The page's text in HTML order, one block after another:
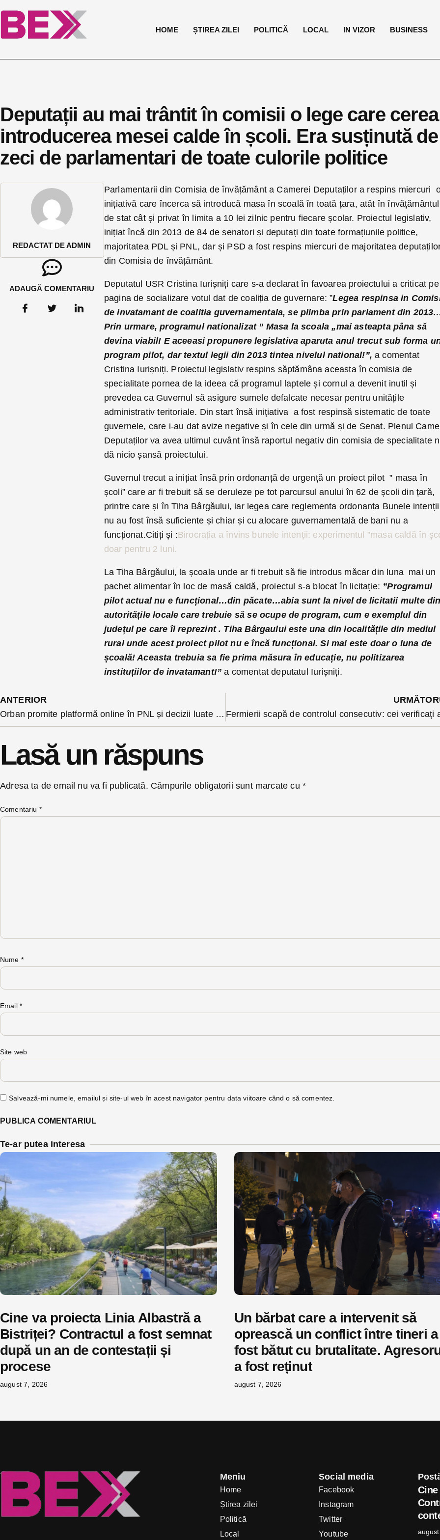
HOME ȘTIREA ZILEI POLITICĂ LOCAL IN VIZOR BUSINESS
Deputații au mai trântit în comisii o lege care cerea
introducerea mesei calde în școli. Era susținută de
zeci de parlamentari de toate culorile politice
REDACTAT DE ADMIN
ADAUGĂ COMENTARIU
Parlamentarii din Comisia de învățământ a Camerei Deputaților a respins miercuri
inițiativă care încerca să introducă masa în scoală în toată țara, atât în învățământul
de stat cât și privat în limita a 10 lei zilnic pentru fiecare școlar. Proiectul legislativ,
inițiat încă din 2013 de 84 de senatori și deputați din toate formațiunile politice,
majoritatea PDL și PNL, dar și PSD a fost respins miercuri de majoritatea
din Comisia de învățământ.
Deputatul USR Cristina Iurișniți care s-a declarat în favoarea proiectului a criticat pe
pagina de socializare votul dat de coaliția de guvernare: ”Legea respinsa in
de invatamant de coalitia guvernamentala, se plimba prin parlament din
Prin urmare, programul nationalizat ” Masa la scoala „mai asteapta pâna să
devina viabil! E aceeasi propunere legislativa aparuta anul trecut sub forma
program pilot, dar textul legii din 2013 tintea nivelul national!”,a comentat
Cristina Iurișniți. Proiectul legislativ respins săptămâna aceasta în comisia de
specialitate pornea de la ideea că programul laptele și cornul a devenit inutil și
prevedea ca Guvernul să asigure sumele defalcate necesar pentru unitățile
administrativ teritoriale. Din start însă inițiativa a fost respinsă sistematic de toate
guvernele, care i-au dat avize negative și în cele din urmă și de Senat. Plenul
Deputaților va avea ultimul cuvânt însă raportul negativ din comisia de specialitate
dă nicio șansă proiectului.
Guvernul trecut a inițiat însă prin ordonanță de urgență un proiect pilot ” masa în
școli” care ar fi trebuit să se deruleze pe tot parcursul anului în 62 de școli din țară,
printre care și în Tiha Bârgăului, iar legea care reglementa ordonanța Bunele intenții
nu au fost însă suficiente și chiar și cu alocare guvernamentală de bani nu a
funcționat.Citiți și :Birocrația a învins bunele intenții: experimentul ”masa caldă în
doar pentru 2 luni.
La Tiha Bârgăului, la școala unde ar fi trebuit să fie introdus măcar din luna mai un
pachet alimentar în loc de masă caldă, proiectul s-a blocat în licitație: ”Programul
pilot actual nu e funcțional…din păcate…abia sunt la nivel de licitatii multe din
autoritățile locale care trebuie să se ocupe de program, cum e exemplul din
județul pe care îl reprezint . Tiha Bârgaului este una din localitățile din mediul
rural unde acest proiect pilot nu e încă funcțional. Si mai este doar o luna de
școală! Aceasta trebuia sa fie prima măsura în educație, nu politizarea
instituțiilor de invatamant!” a comentat deputatul Iurișniți.
ANTERIOR
Orban promite platformă online în PNL și decizii luate prin consultarea tuturor liberalilor
Lasă un răspuns
Adresa ta de email nu va fi publicată. Câmpurile obligatorii sunt marcate cu *
Comentariu *
Nume *
Email *
Site web
Salvează-mi numele, emailul și site-ul web în acest navigator pentru data viitoare când o să comentez.
Te-ar putea interesa
Cine va proiecta Linia Albastră a
Bistriței? Contractul a fost semnat
după un an de contestații și
procese
august 7, 2026
Un bărbat care a intervenit să
oprească un conflict între tineri a
fost bătut cu brutalitate.
a fost reținut
august 7, 2026
Meniu
Home
Știrea zilei
Politică
Local
Social media
Facebook
Instagram
Twitter
Youtube